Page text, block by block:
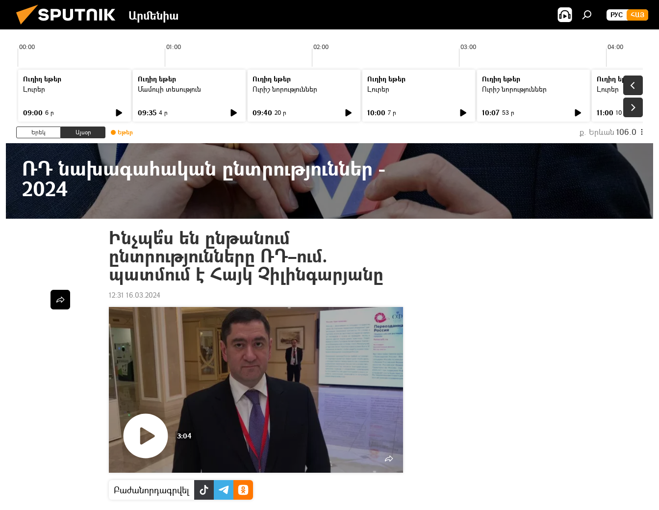
Արմենիա РУС ՀԱՅ
00:00 01:00 02:00 03:00 04:00
Ուղիղ եթեր
Լուրեր
09:00 6 ր
Ուղիղ եթեր
Մամուլի տեսություն
09:35 4 ր
Ուղիղ եթեր
Ուրիշ նորություններ
09:40 20 ր
Ուղիղ եթեր
Լուրեր
10:00 7 ր
Ուղիղ եթեր
Ուրիշ նորություններ
10:07 53 ր
Ուղիղ եթեր
Լուրեր
11:00 10 ր
Երեկ Այսօր Եթեր ք. Երևան 106.0
ՌԴ նախագահական ընտրություններ -
2024
Ինչպե՞ս են ընթանում
ընտրությունները ՌԴ–ում.
պատմում է Հայկ Չիլինգարյանը
12:31 16.03.2024
Դիտել
3:04
Բաժանորդագրվել